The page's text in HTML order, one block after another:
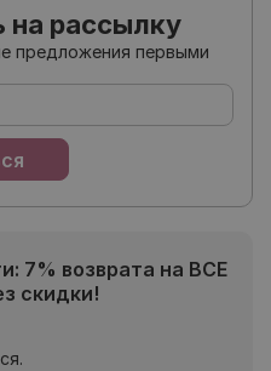
рассылку
предложения первыми
7% возврата на ВСЕ
скидки!